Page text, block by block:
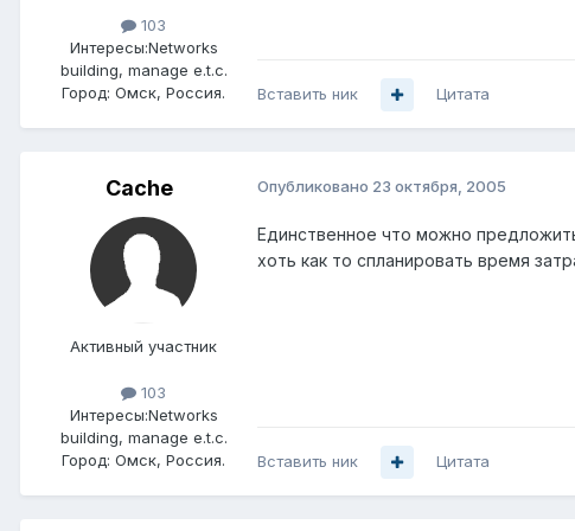
103
Интересы:Networks
building, manage e.t.c.
Город: Омск, Россия. Вставить ник Цитата
Cache
Активный участник
103
Интересы:Networks
building, manage e.t.c.
Город: Омск, Россия.
Опубликовано 23 октября, 2005
Единственное что можно
хоть как то спланировать время
Вставить ник Цитата